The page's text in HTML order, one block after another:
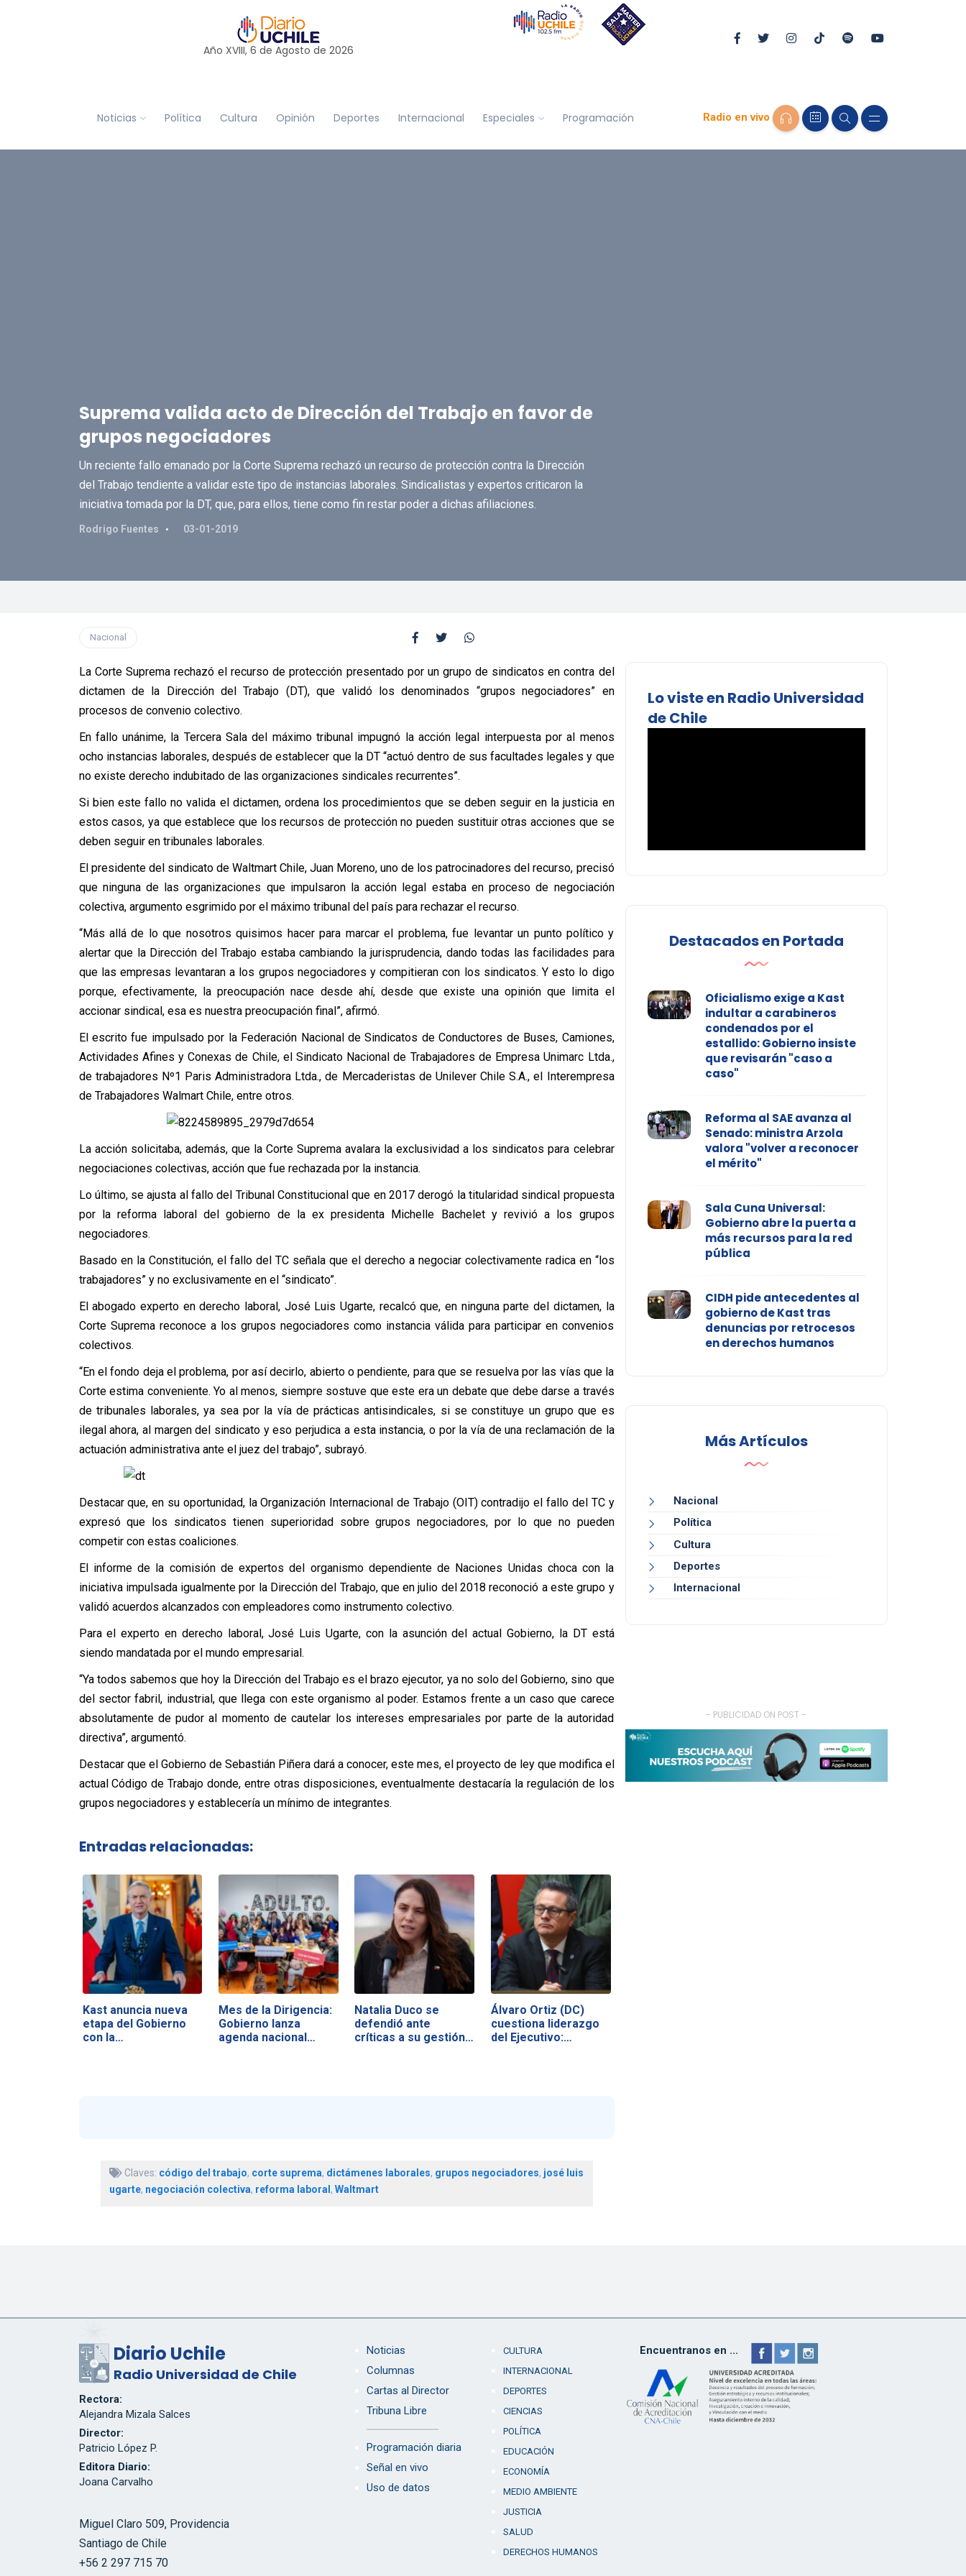
Año XVIII, 6 de Agosto de 2026
Noticias Política Cultura Opinión Deportes Internacional Especiales Programación Radio en vivo
Suprema valida acto de Dirección del Trabajo en favor de
grupos negociadores
Un reciente fallo emanado por la Corte Suprema rechazó un recurso de protección contra la Dirección
del Trabajo tendiente a validar este tipo de instancias laborales. Sindicalistas y expertos criticaron la
iniciativa tomada por la DT, que, para ellos, tiene como fin restar poder a dichas afiliaciones.
Rodrigo Fuentes 03-01-2019
Nacional
La Corte Suprema rechazó el recurso de protección presentado por un grupo de sindicatos en contra del
dictamen de la Dirección del Trabajo (DT), que validó los denominados “grupos negociadores” en
procesos de convenio colectivo.
En fallo unánime, la Tercera Sala del máximo tribunal impugnó la acción legal interpuesta por al menos
ocho instancias laborales, después de establecer que la DT “actuó dentro de sus facultades legales y que
no existe derecho indubitado de las organizaciones sindicales recurrentes”.
Si bien este fallo no valida el dictamen, ordena los procedimientos que se deben seguir en la justicia en
estos casos, ya que establece que los recursos de protección no pueden sustituir otras acciones que se
deben seguir en tribunales laborales.
El presidente del sindicato de Waltmart Chile, Juan Moreno, uno de los patrocinadores del recurso, precisó
que ninguna de las organizaciones que impulsaron la acción legal estaba en proceso de negociación
colectiva, argumento esgrimido por el máximo tribunal del país para rechazar el recurso.
“Más allá de lo que nosotros quisimos hacer para marcar el problema, fue levantar un punto político y
alertar que la Dirección del Trabajo estaba cambiando la jurisprudencia, dando todas las facilidades para
que las empresas levantaran a los grupos negociadores y compitieran con los sindicatos. Y esto lo digo
porque, efectivamente, la preocupación nace desde ahí, desde que existe una opinión que limita el
accionar sindical, esa es nuestra preocupación final”, afirmó.
El escrito fue impulsado por la Federación Nacional de Sindicatos de Conductores de Buses, Camiones,
Actividades Afines y Conexas de Chile, el Sindicato Nacional de Trabajadores de Empresa Unimarc Ltda.,
de trabajadores Nº1 Paris Administradora Ltda., de Mercaderistas de Unilever Chile S.A., el Interempresa
de Trabajadores Walmart Chile, entre otros.
La acción solicitaba, además, que la Corte Suprema avalara la exclusividad a los sindicatos para celebrar
negociaciones colectivas, acción que fue rechazada por la instancia.
Lo último, se ajusta al fallo del Tribunal Constitucional que en 2017 derogó la titularidad sindical propuesta
por la reforma laboral del gobierno de la ex presidenta Michelle Bachelet y revivió a los grupos
negociadores.
Basado en la Constitución, el fallo del TC señala que el derecho a negociar colectivamente radica en “los
trabajadores” y no exclusivamente en el “sindicato”.
El abogado experto en derecho laboral, José Luis Ugarte, recalcó que, en ninguna parte del dictamen, la
Corte Suprema reconoce a los grupos negociadores como instancia válida para participar en convenios
colectivos.
“En el fondo deja el problema, por así decirlo, abierto o pendiente, para que se resuelva por las vías que la
Corte estima conveniente. Yo al menos, siempre sostuve que este era un debate que debe darse a través
de tribunales laborales, ya sea por la vía de prácticas antisindicales, si se constituye un grupo que es
ilegal ahora, al margen del sindicato y eso perjudica a esta instancia, o por la vía de una reclamación de la
actuación administrativa ante el juez del trabajo”, subrayó.
Destacar que, en su oportunidad, la Organización Internacional de Trabajo (OIT) contradijo el fallo del TC y
expresó que los sindicatos tienen superioridad sobre grupos negociadores, por lo que no pueden
competir con estas coaliciones.
El informe de la comisión de expertos del organismo dependiente de Naciones Unidas choca con la
iniciativa impulsada igualmente por la Dirección del Trabajo, que en julio del 2018 reconoció a este grupo y
validó acuerdos alcanzados con empleadores como instrumento colectivo.
Para el experto en derecho laboral, José Luis Ugarte, con la asunción del actual Gobierno, la DT está
siendo mandatada por el mundo empresarial.
“Ya todos sabemos que hoy la Dirección del Trabajo es el brazo ejecutor, ya no solo del Gobierno, sino que
del sector fabril, industrial, que llega con este organismo al poder. Estamos frente a un caso que carece
absolutamente de pudor al momento de cautelar los intereses empresariales por parte de la autoridad
directiva”, argumentó.
Destacar que el Gobierno de Sebastián Piñera dará a conocer, este mes, el proyecto de ley que modifica el
actual Código de Trabajo donde, entre otras disposiciones, eventualmente destacaría la regulación de los
grupos negociadores y establecería un mínimo de integrantes.
Entradas relacionadas:
Kast anuncia nueva
etapa del Gobierno
con la…
Mes de la Dirigencia:
Gobierno lanza
agenda nacional…
Natalia Duco se
defendió ante
críticas a su gestión…
Álvaro Ortiz (DC)
cuestiona liderazgo
del Ejecutivo:…
Claves: código del trabajo, corte suprema, dictámenes laborales, grupos negociadores, josé luis
ugarte, negociación colectiva, reforma laboral , Waltmart
Lo viste en Radio Universidad
de Chile
Destacados en Portada
Oficialismo exige a Kast
indultar a carabineros
condenados por el
estallido: Gobierno insiste
que revisarán "caso a
caso"
Reforma al SAE avanza al
Senado: ministra Arzola
valora "volver a reconocer
el mérito"
Sala Cuna Universal:
Gobierno abre la puerta a
más recursos para la red
pública
CIDH pide antecedentes al
gobierno de Kast tras
denuncias por retrocesos
en derechos humanos
Más Artículos
Nacional
Política
Cultura
Deportes
Internacional
- PUBLICIDAD ON POST -
Diario Uchile
Radio Universidad de Chile
Rectora:
Alejandra Mizala Salces
Director:
Patricio López P.
Editora Diario:
Joana Carvalho
Miguel Claro 509, Providencia
Santiago de Chile
+56 2 297 715 70
Noticias
Columnas
Cartas al Director
Tribuna Libre
Programación diaria
Señal en vivo
Uso de datos
CULTURA
INTERNACIONAL
DEPORTES
CIENCIAS
POLÍTICA
EDUCACIÓN
ECONOMÍA
MEDIO AMBIENTE
JUSTICIA
SALUD
DERECHOS HUMANOS
Encuentranos en ...